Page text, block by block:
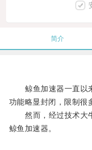
简介
鲸鱼加速器一直以来
功能略显封闭，限制很
然而，经过技术大牛
鲸鱼加速器。